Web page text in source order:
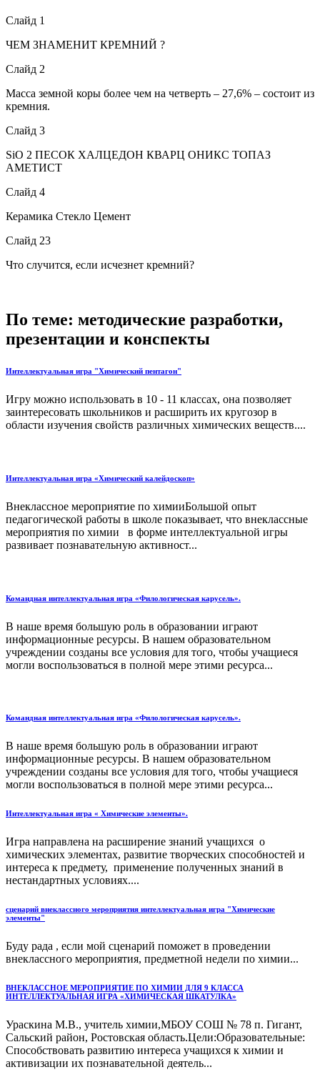
Слайд 1
ЧЕМ ЗНАМЕНИТ КРЕМНИЙ ?
Слайд 2
Масса земной коры более чем на четверть – 27,6% – состоит из
кремния.
Слайд 3
SiO 2 ПЕСОК ХАЛЦЕДОН КВАРЦ ОНИКС ТОПАЗ
АМЕТИСТ
Слайд 4
Керамика Стекло Цемент
Слайд 23
Что случится, если исчезнет кремний?
По теме: методические разработки,
презентации и конспекты
Интеллектуальная игра "Химический пентагон"
Игру можно использовать в 10 - 11 классах, она позволяет
заинтересовать школьников и расширить их кругозор в
области изучения свойств различных химических веществ....
Интеллектуальная игра «Химический калейдоскоп»
Внеклассное мероприятие по химииБольшой опыт
педагогической работы в школе показывает, что внеклассные
мероприятия по химии в форме интеллектуальной игры
развивает познавательную активност...
Командная интеллектуальная игра «Филологическая карусель».
В наше время большую роль в образовании играют
информационные ресурсы. В нашем образовательном
учреждении созданы все условия для того, чтобы учащиеся
могли воспользоваться в полной мере этими ресурса...
Командная интеллектуальная игра «Филологическая карусель».
В наше время большую роль в образовании играют
информационные ресурсы. В нашем образовательном
учреждении созданы все условия для того, чтобы учащиеся
могли воспользоваться в полной мере этими ресурса...
Интеллектуальная игра « Химические элементы».
Игра направлена на расширение знаний учащихся о
химических элементах, развитие творческих способностей и
интереса к предмету, применение полученных знаний в
нестандартных условиях....
сценарий внеклассного мероприятия интеллектуальная игра "Химические
элементы"
Буду рада , если мой сценарий поможет в проведении
внеклассного мероприятия, предметной недели по химии...
ВНЕКЛАССНОЕ МЕРОПРИЯТИЕ ПО ХИМИИ ДЛЯ 9 КЛАССА
ИНТЕЛЛЕКТУАЛЬНАЯ ИГРА «ХИМИЧЕСКАЯ ШКАТУЛКА»
Ураскина М.В., учитель химии,МБОУ СОШ № 78 п. Гигант,
Сальский район, Ростовская область.Цели:Образовательные:
Способствовать развитию интереса учащихся к химии и
активизации их познавательной деятель...